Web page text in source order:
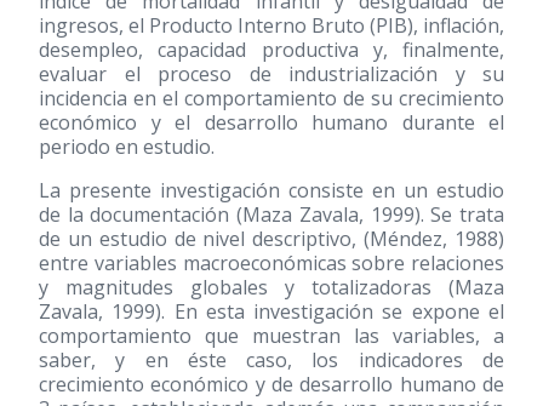
ingresos, el Producto Interno Bruto (PIB), inflación,
desempleo, capacidad productiva y, finalmente,
evaluar el proceso de industrialización y su
incidencia en el comportamiento de su crecimiento
económico y el desarrollo humano durante el
periodo en estudio.
La presente investigación consiste en un estudio
de la documentación (Maza Zavala, 1999). Se trata
de un estudio de nivel descriptivo, (Méndez, 1988)
entre variables macroeconómicas sobre relaciones
y magnitudes globales y totalizadoras (Maza
Zavala, 1999). En esta investigación se expone el
comportamiento que muestran las variables, a
saber, y en éste caso, los indicadores de
crecimiento económico y de desarrollo humano de